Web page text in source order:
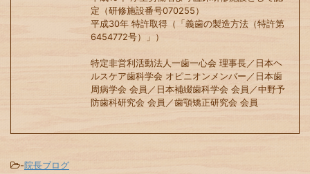
定（研修施設番号070255）
平成30年 特許取得（「義歯の製造方法（特許第
6454772号）」）
特定非営利活動法人一歯一心会 理事長／日本ヘ
ルスケア歯科学会 オピニオンメンバー／日本歯
周病学会 会員／日本補綴歯科学会 会員／中野予
防歯科研究会 会員／歯顎矯正研究会 会員
-院長ブログ